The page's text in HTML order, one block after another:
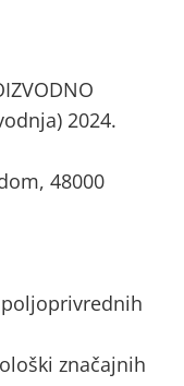
2024.
48000
značajnih